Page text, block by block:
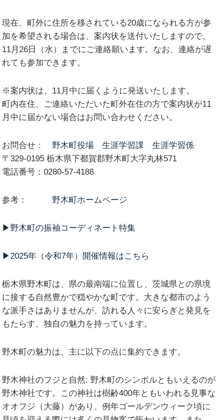
現在、町外に住所を移されている20歳になられる方が参
加を希望される場合は、案内状を送付いたしますので、
11月26日（水）までにご連絡願います。なお、連絡が遅
れても参加できます。
※案内状は、11月中に届くように発送いたします。
町内在住、ご連絡いただいた町外在住の方で案内状が11
月中に届かない場合はお問い合わせください。
お問合せ： 野木町役場 生涯学習課 生涯学習係
〒329-0195 栃木県下都賀郡野木町大字丸林571
電話番号：0280-57-4188
参考： 野木町ホームページ
▶︎野木町の振袖コーディネート特集
▶︎2025年（令和7年）開催情報はこちら
栃木県野木町は、県の最南端に位置し、茨城県との県境
に接する自然豊かで穏やかな町です。大きな都市のよう
な派手さはありませんが、訪れる人々に安らぎと発見を
もたらす、独自の魅力を持っています。
野木町の魅力は、主に以下の点に集約できます。
野木神社のフジと自然: 野木町のシンボルともいえるのが
野木神社です。この神社は樹齢400年ともいわれる見事な
オオフジ（大藤）があり、例年ゴールデンウィーク頃に